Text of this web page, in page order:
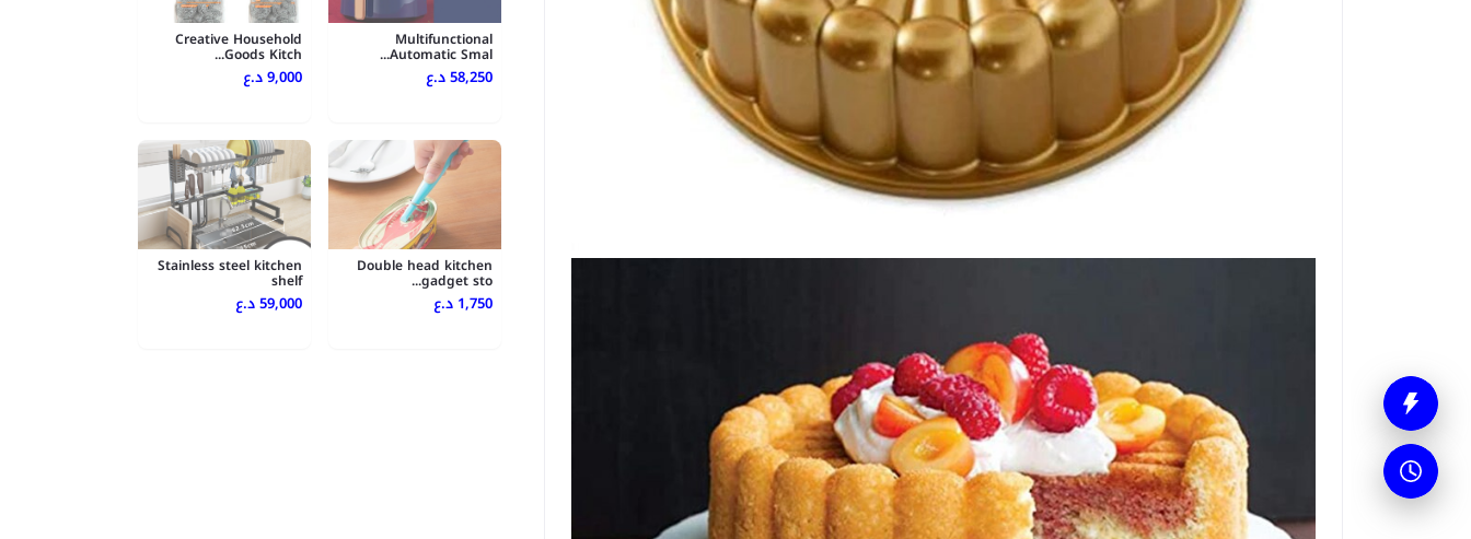
Multifunctional
Automatic Smal...
58,250 د.ع
Creative Household
Goods Kitch...
9,000 د.ع
Double head kitchen
gadget sto...
1,750 د.ع
Stainless steel kitchen
shelf
59,000 د.ع